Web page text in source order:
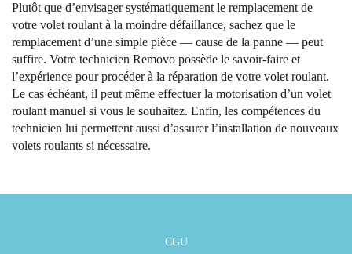
Plutôt que d’envisager systématiquement le remplacement de
votre volet roulant à la moindre défaillance, sachez que le
remplacement d’une simple pièce — cause de la panne — peut
suffire. Votre technicien Removo possède le savoir-faire et
l’expérience pour procéder à la réparation de votre volet roulant.
Le cas échéant, il peut même effectuer la motorisation d’un volet
roulant manuel si vous le souhaitez. Enfin, les compétences du
technicien lui permettent aussi d’assurer l’installation de nouveaux
volets roulants si nécessaire.
CGU